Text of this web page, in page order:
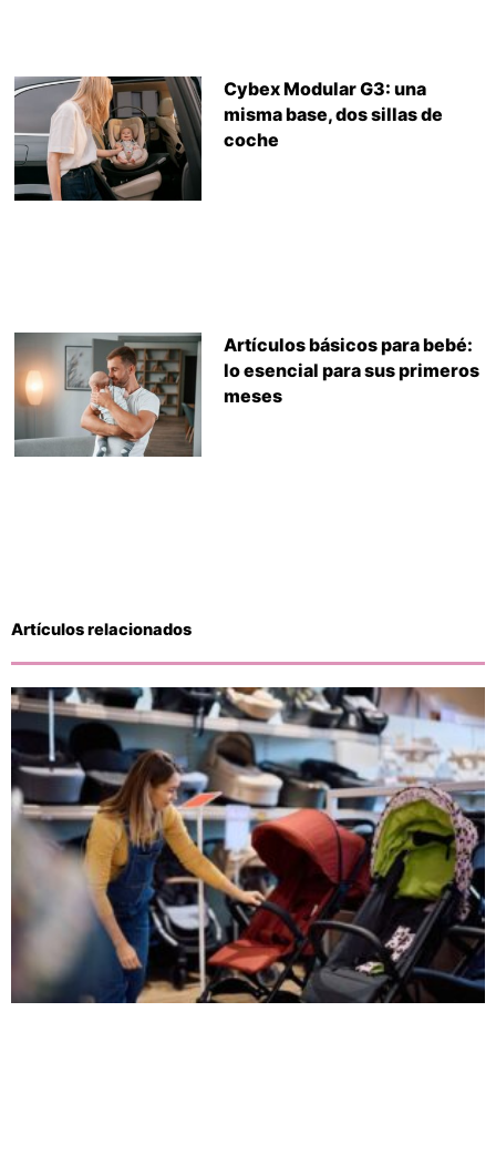
Cybex Modular G3: una
misma base, dos sillas de
coche
Artículos básicos para bebé:
lo esencial para sus primeros
meses
Artículos relacionados